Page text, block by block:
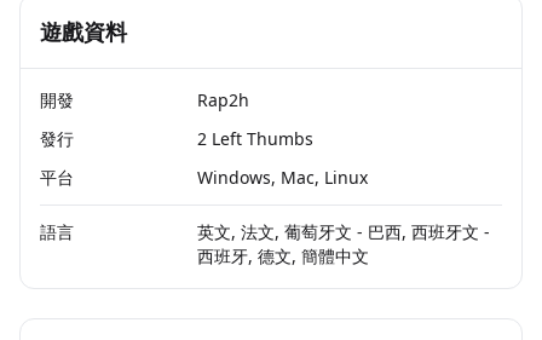
遊戲資料
開發
Rap2h
發行
2 Left Thumbs
平台
Windows, Mac, Linux
語言
英文, 法文, 葡萄牙文 - 巴西, 西班牙文 -
西班牙, 德文, 簡體中文